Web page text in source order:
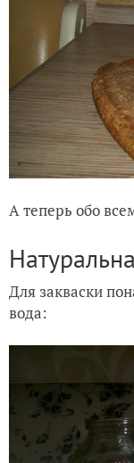
А теперь обо
Для закваски
вода: